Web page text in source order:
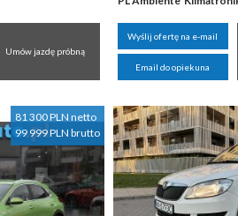
Umów jazdę próbną
Wyślij ofertę na e-mail
Email do opiekuna
81 300 PLN netto
99 999 PLN brutto